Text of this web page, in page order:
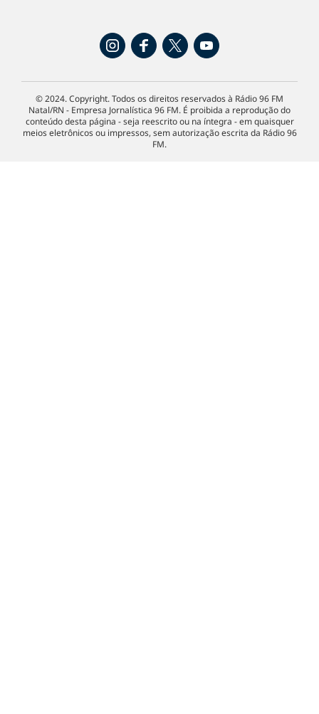
© 2024. Copyright. Todos os direitos reservados à Rádio 96 FM
Natal/RN - Empresa Jornalística 96 FM. É proibida a reprodução do
conteúdo desta página - seja reescrito ou na íntegra - em quaisquer
meios eletrônicos ou impressos, sem autorização escrita da Rádio 96
FM.